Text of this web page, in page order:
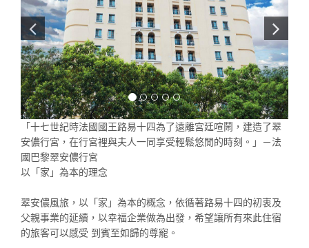
「十七世紀時法國國王路易十四為了遠離宮廷喧鬧，建造了翠
安儂行宮，在行宮裡與夫人一同享受輕鬆悠閒的時刻。」－法
國巴黎翠安儂行宮
以「家」為本的理念
翠安儂風旅，以「家」為本的概念，依循著路易十四的初衷及
父親事業的延續，以幸福企業做為出發，希望讓所有來此住宿
的旅客可以感受 到賓至如歸的尊寵。